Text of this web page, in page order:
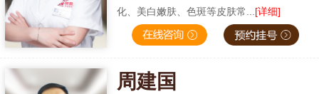
化、美白嫩肤、色斑等皮肤常... [详细]
周建国